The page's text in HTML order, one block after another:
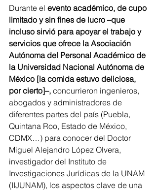
Durante el evento académico, de cupo
limitado y sin fines de lucro –que
incluso sirvió para apoyar el trabajo y
servicios que ofrece la Asociación
Autónoma del Personal Académico de
la Universidad Nacional Autónoma de
México [la comida estuvo deliciosa,
por cierto]–, concurrieron ingenieros,
abogados y administradores de
diferentes partes del país (Puebla,
Quintana Roo, Estado de México,
CDMX…) para conocer del Doctor
Miguel Alejandro López Olvera,
investigador del Instituto de
Investigaciones Jurídicas de la UNAM
(IIJUNAM), los aspectos clave de una